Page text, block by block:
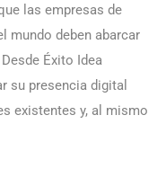
las empresas de
mundo deben abarcar
Desde Éxito Idea
su presencia digital
existentes y, al mismo